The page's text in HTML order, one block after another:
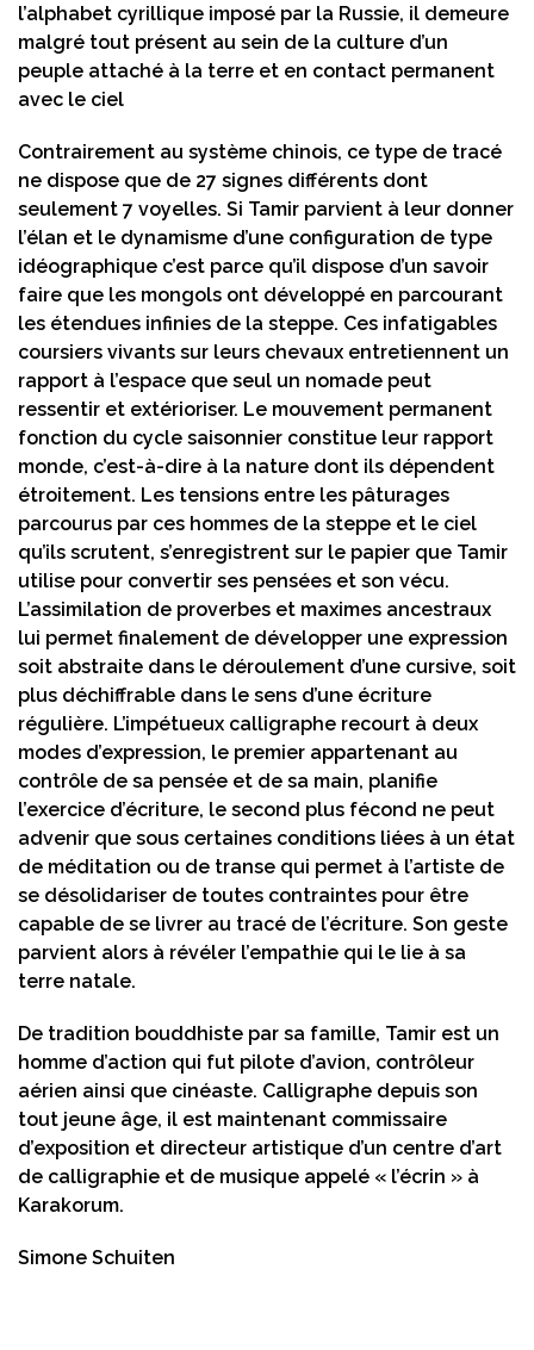
l’alphabet cyrillique imposé par la Russie, il demeure
malgré tout présent au sein de la culture d’un
peuple attaché à la terre et en contact permanent
avec le ciel
Contrairement au système chinois, ce type de tracé
ne dispose que de 27 signes différents dont
seulement 7 voyelles. Si Tamir parvient à leur donner
l’élan et le dynamisme d’une configuration de type
idéographique c’est parce qu’il dispose d’un savoir
faire que les mongols ont développé en parcourant
les étendues infinies de la steppe. Ces infatigables
coursiers vivants sur leurs chevaux entretiennent un
rapport à l’espace que seul un nomade peut
ressentir et extérioriser. Le mouvement permanent
fonction du cycle saisonnier constitue leur rapport
monde, c’est-à-dire à la nature dont ils dépendent
étroitement. Les tensions entre les pâturages
parcourus par ces hommes de la steppe et le ciel
qu’ils scrutent, s’enregistrent sur le papier que Tamir
utilise pour convertir ses pensées et son vécu.
L’assimilation de proverbes et maximes ancestraux
lui permet finalement de développer une expression
soit abstraite dans le déroulement d’une cursive, soit
plus déchiffrable dans le sens d’une écriture
régulière. L’impétueux calligraphe recourt à deux
modes d’expression, le premier appartenant au
contrôle de sa pensée et de sa main, planifie
l’exercice d’écriture, le second plus fécond ne peut
advenir que sous certaines conditions liées à un état
de méditation ou de transe qui permet à l’artiste de
se désolidariser de toutes contraintes pour être
capable de se livrer au tracé de l’écriture. Son geste
parvient alors à révéler l’empathie qui le lie à sa
terre natale.
De tradition bouddhiste par sa famille, Tamir est un
homme d’action qui fut pilote d’avion, contrôleur
aérien ainsi que cinéaste. Calligraphe depuis son
tout jeune âge, il est maintenant commissaire
d’exposition et directeur artistique d’un centre d’art
de calligraphie et de musique appelé « l’écrin » à
Karakorum.
Simone Schuiten